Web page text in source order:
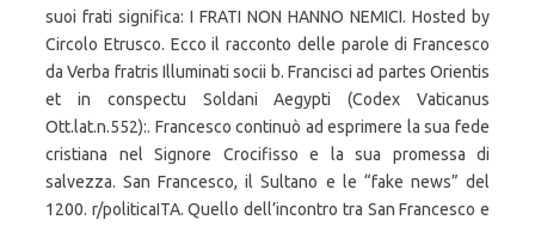
suoi frati significa: I FRATI NON HANNO NEMICI. Hosted by
Circolo Etrusco. Ecco il racconto delle parole di Francesco
da Verba fratris Illuminati socii b. Francisci ad partes Orientis
et in conspectu Soldani Aegypti (Codex Vaticanus
Ott.lat.n.552):. Francesco continuò ad esprimere la sua fede
cristiana nel Signore Crocifisso e la sua promessa di
salvezza. San Francesco, il Sultano e le “fake news” del
1200. r/politicaITA. Quello dell’incontro tra San Francesco e